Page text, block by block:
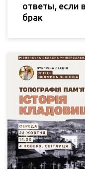
ответы, если
брак